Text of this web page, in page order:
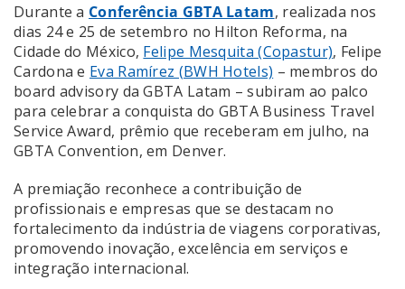
Durante a Conferência GBTA Latam, realizada nos
dias 24 e 25 de setembro no Hilton Reforma, na
Cidade do México, Felipe Mesquita (Copastur), Felipe
Cardona e Eva Ramírez (BWH Hotels) – membros do
board advisory da GBTA Latam – subiram ao palco
para celebrar a conquista do GBTA Business Travel
Service Award, prêmio que receberam em julho, na
GBTA Convention, em Denver.
A premiação reconhece a contribuição de
profissionais e empresas que se destacam no
fortalecimento da indústria de viagens corporativas,
promovendo inovação, excelência em serviços e
integração internacional.